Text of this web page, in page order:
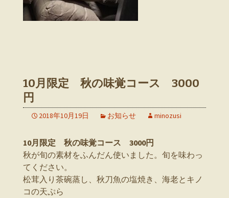
10月限定 秋の味覚コース 3000
円
2018年10月19日 お知らせ minozusi
10月限定 秋の味覚コース 3000円
秋が旬の素材をふんだん使いました。旬を味わっ
てください。
松茸入り茶碗蒸し、秋刀魚の塩焼き、海老とキノ
コの天ぷら